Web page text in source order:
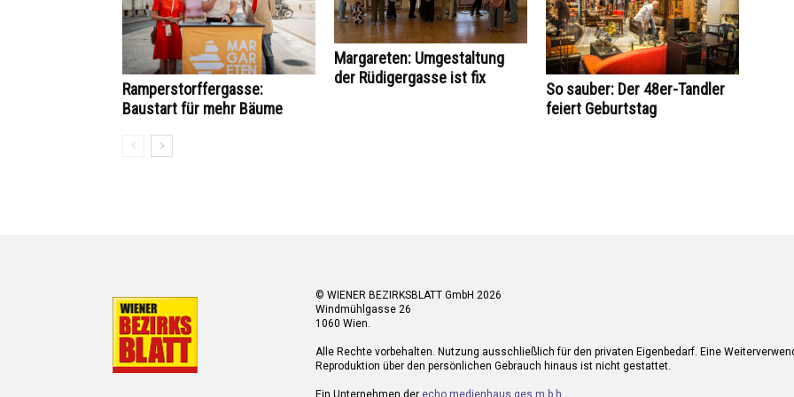
Ramperstorffergasse:
Baustart für mehr Bäume
Margareten: Umgestaltung
der Rüdigergasse ist fix
So sauber: Der 48er-Tandler
feiert Geburtstag
© WIENER BEZIRKSBLATT GmbH 2026
Windmühlgasse 26
1060 Wien.
Alle Rechte vorbehalten. Nutzung ausschließlich für den privaten Eigenbedarf. Eine
Reproduktion über den persönlichen Gebrauch hinaus ist nicht gestattet.
Ein Unternehmen der echo medienhaus ges.m.b.h.